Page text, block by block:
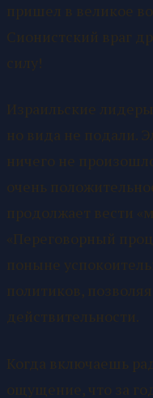
пришел в великое
Сионистский враг
силу!
Израильские
но вида не подали.
ничего не
очень
продолжает вести
«Переговорный
поныне
политиков,
действительности.
Когда включаешь